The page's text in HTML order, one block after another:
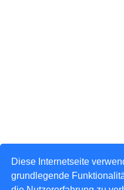
Diese Internetseite
grundlegende